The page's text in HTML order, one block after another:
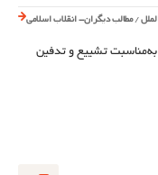
/مطالب دیگران- انقلاب اسلامی
به‌مناسبت تشییع و تدفین